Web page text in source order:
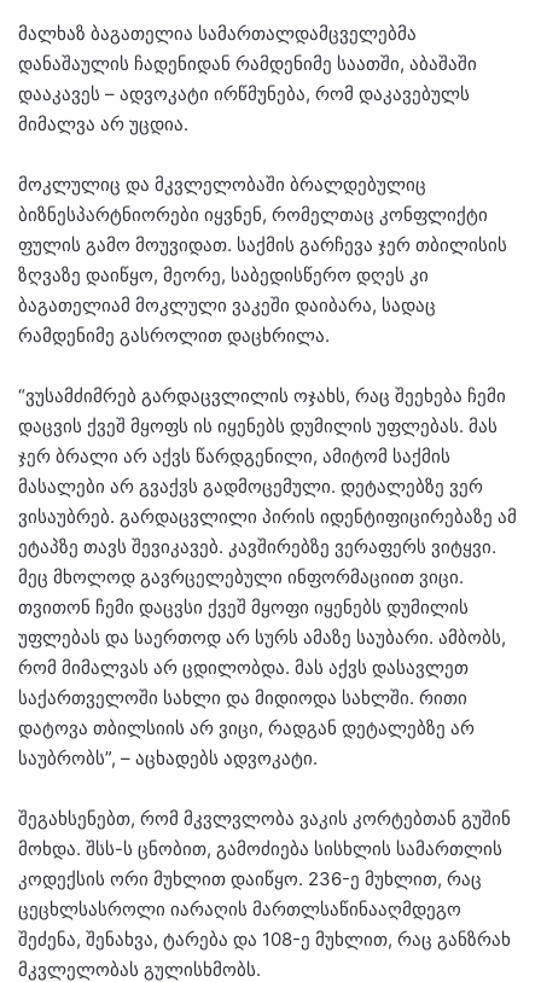
მალხაზ ბაგათელია სამართალდამცველებმა
დანაშაულის ჩადენიდან რამდენიმე საათში, აბაშაში
დააკავეს – ადვოკატი ირწმუნება, რომ დაკავებულს
მიმალვა არ უცდია.
მოკლულიც და მკვლელობაში ბრალდებულიც
ბიზნესპარტნიორები იყვნენ, რომელთაც კონფლიქტი
ფულის გამო მოუვიდათ. საქმის გარჩევა ჯერ თბილისის
ზღვაზე დაიწყო, მეორე, საბედისწერო დღეს კი
ბაგათელიამ მოკლული ვაკეში დაიბარა, სადაც
რამდენიმე გასროლით დაცხრილა.
“ვუსამძიმრებ გარდაცვლილის ოჯახს, რაც შეეხება ჩემი
დაცვის ქვეშ მყოფს ის იყენებს დუმილის უფლებას. მას
ჯერ ბრალი არ აქვს წარდგენილი, ამიტომ საქმის
მასალები არ გვაქვს გადმოცემული. დეტალებზე ვერ
ვისაუბრებ. გარდაცვლილი პირის იდენტიფიცირებაზე ამ
ეტაპზე თავს შევიკავებ. კავშირებზე ვერაფერს ვიტყვი.
მეც მხოლოდ გავრცელებული ინფორმაციით ვიცი.
თვითონ ჩემი დაცვსი ქვეშ მყოფი იყენებს დუმილის
უფლებას და საერთოდ არ სურს ამაზე საუბარი. ამბობს,
რომ მიმალვას არ ცდილობდა. მას აქვს დასავლეთ
საქართველოში სახლი და მიდიოდა სახლში. რითი
დატოვა თბილსიის არ ვიცი, რადგან დეტალებზე არ
საუბრობს”, – აცხადებს ადვოკატი.
შეგახსენებთ, რომ მკვლვლობა ვაკის კორტებთან გუშინ
მოხდა. შსს-ს ცნობით, გამოძიება სისხლის სამართლის
კოდექსის ორი მუხლით დაიწყო. 236-ე მუხლით, რაც
ცეცხლსასროლი იარაღის მართლსაწინააღმდეგო
შეძენა, შენახვა, ტარება და 108-ე მუხლით, რაც განზრახ
მკვლელობას გულისხმობს.